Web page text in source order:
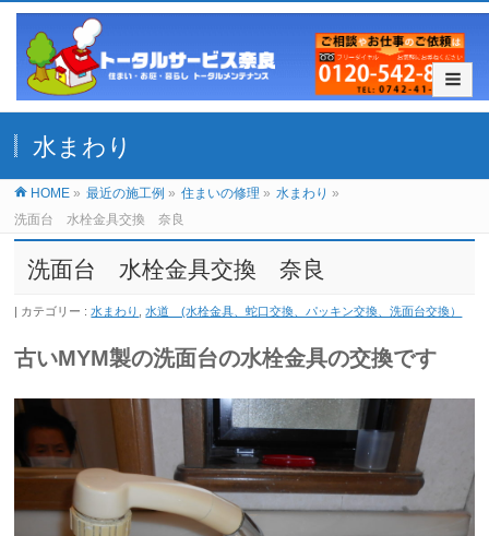
水まわり
HOME » 最近の施工例 » 住まいの修理 » 水まわり »
洗面台 水栓金具交換 奈良
洗面台 水栓金具交換 奈良
カテゴリー :水まわり ,水道 (水栓金具、蛇口交換、パッキン交換、洗面台交換）
古いMYM製の洗面台の水栓金具の交換です